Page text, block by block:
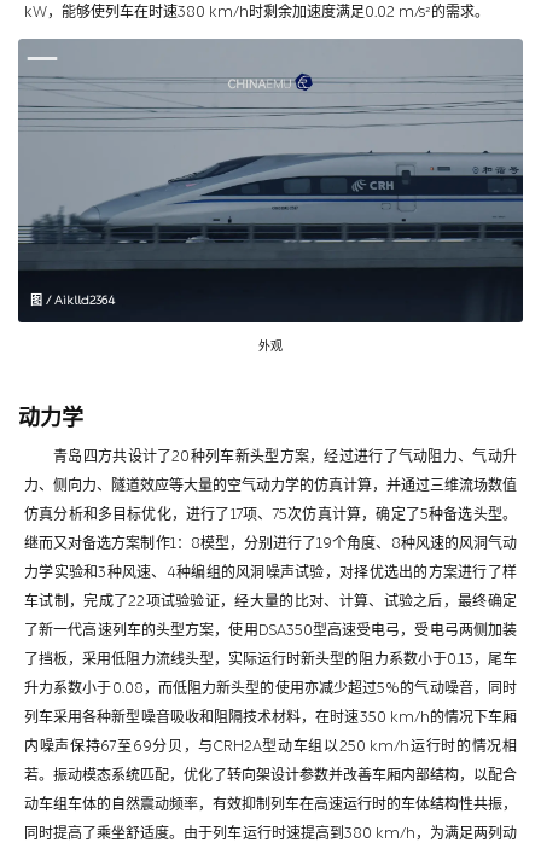
kW，能够使列车在时速380 km/h时剩余加速度满足0.02 m/s²的需求。
图 / Aiklld2364
外观
动力学
青岛四方共设计了20种列车新头型方案，经过进行了气动阻力、气动升
力、侧向力、隧道效应等大量的空气动力学的仿真计算，并通过三维流场数值
仿真分析和多目标优化，进行了17项、75次仿真计算，确定了5种备选头型。
继而又对备选方案制作1：8模型，分别进行了19个角度、8种风速的风洞气动
力学实验和3种风速、4种编组的风洞噪声试验，对择优选出的方案进行了样
车试制，完成了22项试验验证，经大量的比对、计算、试验之后，最终确定
了新一代高速列车的头型方案，使用DSA350型高速受电弓，受电弓两侧加装
了挡板，采用低阻力流线头型，实际运行时新头型的阻力系数小于0.13，尾车
升力系数小于0.08，而低阻力新头型的使用亦减少超过5%的气动噪音，同时
列车采用各种新型噪音吸收和阻隔技术材料，在时速350 km/h的情况下车厢
内噪声保持67至69分贝，与CRH2A型动车组以250 km/h运行时的情况相
若。振动模态系统匹配，优化了转向架设计参数并改善车厢内部结构，以配合
动车组车体的自然震动频率，有效抑制列车在高速运行时的车体结构性共振，
同时提高了乘坐舒适度。由于列车运行时速提高到380 km/h，为满足两列动